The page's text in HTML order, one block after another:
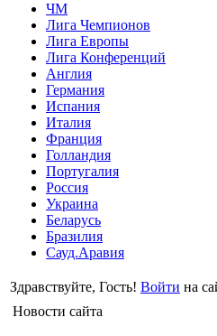
ЧМ
Лига Чемпионов
Лига Европы
Лига Конференций
Англия
Германия
Испания
Италия
Франция
Голландия
Португалия
Россия
Украина
Беларусь
Бразилия
Сауд.Аравия
Здравствуйте, Гость! Войти на
Новости сайта